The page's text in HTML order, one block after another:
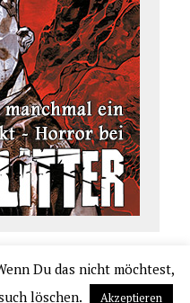
| COMIC.DE
Du das nicht möchtest,
löschen.
Akzeptieren